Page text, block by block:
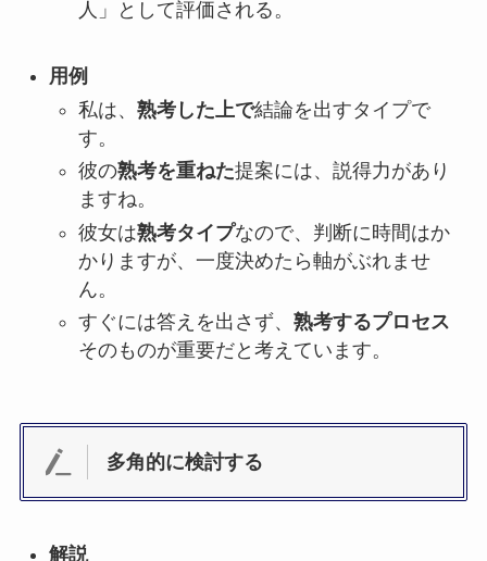
人」として評価される。
用例
私は、 熟考した上で結論を出すタイプで
す。
彼の熟考を重ねた提案には、説得力があり
ますね。
彼女は熟考タイプなので、判断に時間はか
かりますが、一度決めたら軸がぶれませ
ん。
すぐには答えを出さず、 熟考するプロセス
そのものが重要だと考えています。
多角的に検討する
解説